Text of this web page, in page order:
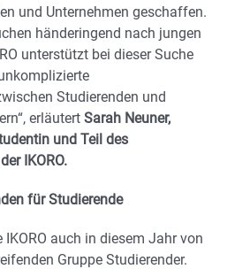
und Unternehmen geschaffen.
händeringend nach jungen
unterstützt bei dieser Suche
Studierenden und
erläutert Sarah Neuner,
und Teil des
IKORO.
für Studierende
IKORO auch in diesem Jahr von
Gruppe Studierender.